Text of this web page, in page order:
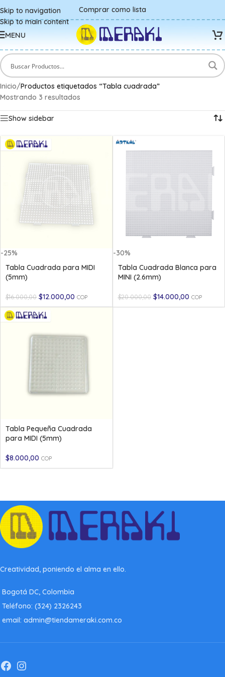
Skip to navigation
Skip to main content
Comprar como lista
MENU
Inicio/Productos etiquetados “Tabla cuadrada”
Mostrando 3 resultados
Show sidebar
-25%
Tabla Cuadrada para MIDI
(5mm)
$16.000,00 $12.000,00 COP
-30%
Tabla Cuadrada Blanca para
MINI (2.6mm)
$20.000,00 $14.000,00 COP
Tabla Pequeña Cuadrada
para MIDI (5mm)
$8.000,00 COP
Creatividad, poniendo el alma en ello.
Bogotá DC, Colombia
Teléfono: (324) 2326243
email: admin@tiendameraki.com.co